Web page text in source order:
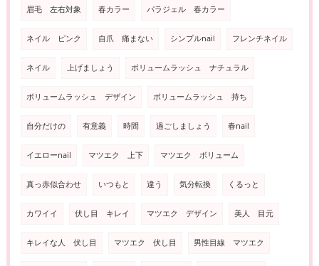
眉毛 左右対象 春カラー パラジェル 春カラー
ネイル ピンク 自爪 痛まない シンプルnail フレンチネイル
ネイル 上げましょう ボリュームラッシュ ナチュラル
ボリュームラッシュ デザイン ボリュームラッシュ 持ち
自分だけの 有意義 時間 過ごしましょう 春nail
イエローnail マツエク 上下 マツエク ボリューム
真っ赤似合わせ いつもと 違う 気分転換 くるっと
カワイイ 伏し目 キレイ マツエク デザイン 美人 目元
キレイな人 伏し目 マツエク 伏し目 男性目線 マツエク